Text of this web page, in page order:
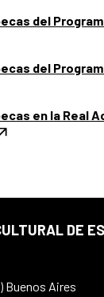
del
del
en la Real
DE
Buenos Aires